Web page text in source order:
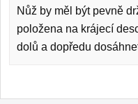
Nůž by měl být pevně
položena na krájecí
dolů a dopředu